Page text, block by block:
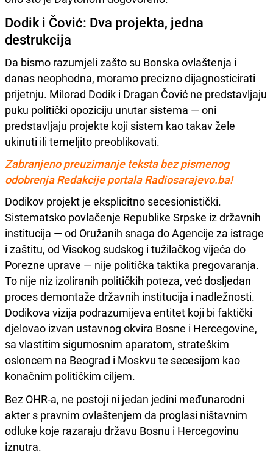
Dodik i Čović: Dva projekta, jedna
destrukcija
Da bismo razumjeli zašto su Bonska ovlaštenja i
danas neophodna, moramo precizno dijagnosticirati
prijetnju. Milorad Dodik i Dragan Čović ne predstavljaju
puku politički opoziciju unutar sistema — oni
predstavljaju projekte koji sistem kao takav žele
ukinuti ili temeljito preoblikovati.
Zabranjeno preuzimanje teksta bez pismenog
odobrenja Redakcije portala Radiosarajevo.ba!
Dodikov projekt je eksplicitno secesionistički.
Sistematsko povlačenje Republike Srpske iz državnih
institucija — od Oružanih snaga do Agencije za istrage
i zaštitu, od Visokog sudskog i tužilačkog vijeća do
Porezne uprave — nije politička taktika pregovaranja.
To nije niz izoliranih političkih poteza, već dosljedan
proces demontaže državnih institucija i nadležnosti.
Dodikova vizija podrazumijeva entitet koji bi faktički
djelovao izvan ustavnog okvira Bosne i Hercegovine,
sa vlastitim sigurnosnim aparatom, strateškim
osloncem na Beograd i Moskvu te secesijom kao
konačnim političkim ciljem.
Bez OHR-a, ne postoji ni jedan jedini međunarodni
akter s pravnim ovlaštenjem da proglasi ništavnim
odluke koje razaraju državu Bosnu i Hercegovinu
iznutra.